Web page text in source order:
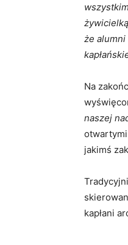
że
Na
naszej
jakimś
kapłani